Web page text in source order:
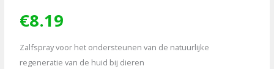
€8.19
Zalfspray voor het ondersteunen van de natuurlijke
regeneratie van de huid bij dieren